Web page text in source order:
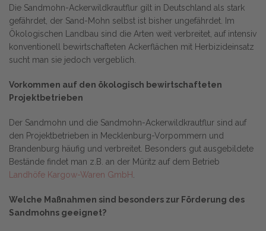
Die Sandmohn-Ackerwildkrautflur gilt in Deutschland als stark
gefährdet, der Sand-Mohn selbst ist bisher ungefährdet. Im
Ökologischen Landbau sind die Arten weit verbreitet, auf intensiv
konventionell bewirtschafteten Ackerflächen mit Herbizideinsatz
sucht man sie jedoch vergeblich.
Vorkommen auf den ökologisch bewirtschafteten
Projektbetrieben
Der Sandmohn und die Sandmohn-Ackerwildkrautflur sind auf
den Projektbetrieben in Mecklenburg-Vorpommern und
Brandenburg häufig und verbreitet. Besonders gut ausgebildete
Bestände findet man z.B. an der Müritz auf dem Betrieb
Landhöfe Kargow-Waren GmbH
Welche Maßnahmen sind besonders zur Förderung des
Sandmohns geeignet?